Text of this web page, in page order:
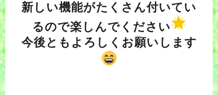
新しい機能がたくさん付いてい
るので楽しんでください
今後ともよろしくお願いします